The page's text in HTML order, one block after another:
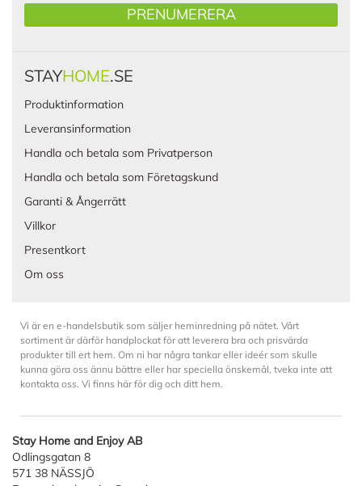
PRENUMERERA
STAYHOME.SE
Produktinformation
Leveransinformation
Handla och betala som Privatperson
Handla och betala som Företagskund
Garanti & Ångerrätt
Villkor
Presentkort
Om oss
Vi är en e-handelsbutik som säljer heminredning på nätet. Vårt
sortiment är därför handplockat för att leverera bra och prisvärda
produkter till ert hem. Om ni har några tankar eller ideér som skulle
kunna göra oss ännu bättre eller har speciella önskemål, tveka inte att
kontakta oss. Vi finns här för dig och ditt hem.
Stay Home and Enjoy AB
Odlingsgatan 8
571 38 NÄSSJÖ